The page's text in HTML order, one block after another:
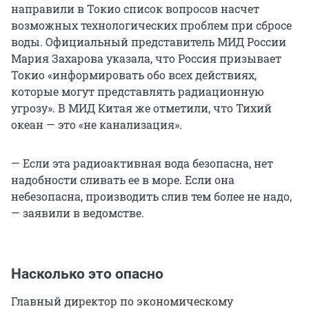
направили в Токио список вопросов насчет
возможных технологических проблем при сбросе
воды. Официальный представитель МИД России
Мария Захарова указала, что Россия призывает
Токио «информировать обо всех действиях,
которые могут представлять радиационную
угрозу». В МИД Китая же отметили, что Тихий
океан — это «не канализация».
— Если эта радиоактивная вода безопасна, нет
надобности сливать ее в море. Если она
небезопасна, производить слив тем более не надо,
— заявили в ведомстве.
Насколько это опасно
Главный директор по экономическому